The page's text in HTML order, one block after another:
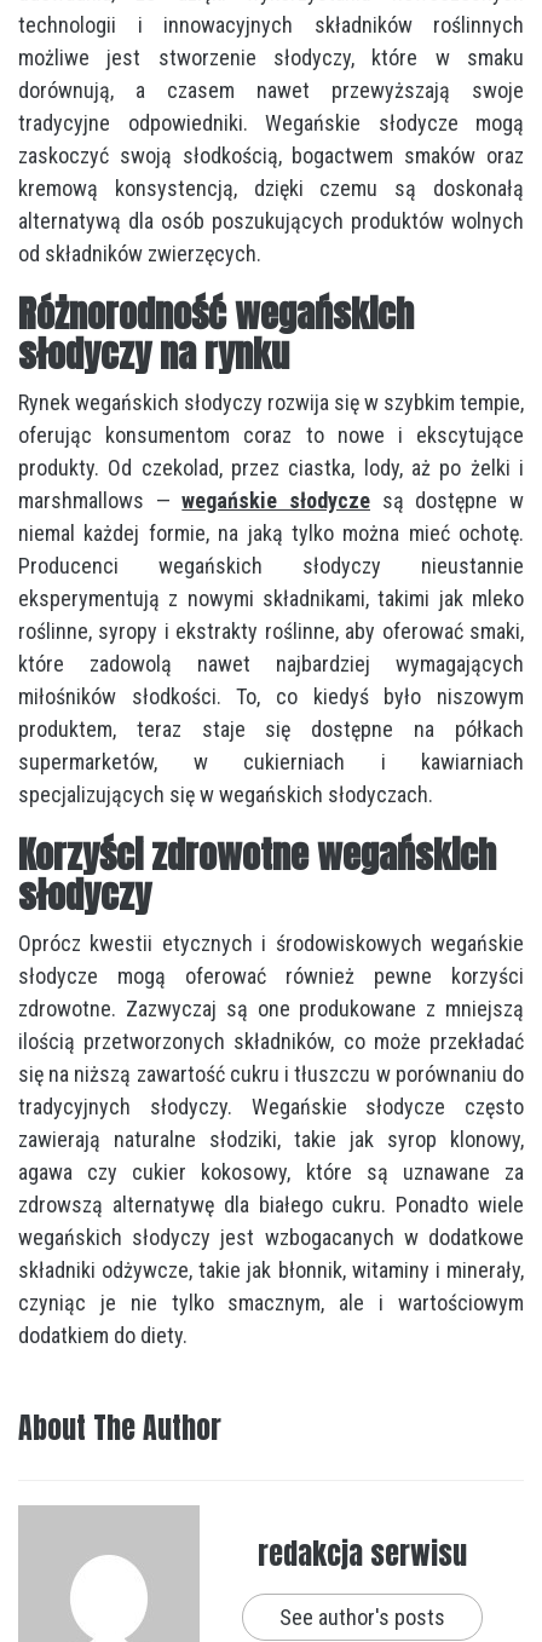
technologii i innowacyjnych składników roślinnych
możliwe jest stworzenie słodyczy, które w smaku
dorównują, a czasem nawet przewyższają swoje
tradycyjne odpowiedniki. Wegańskie słodycze mogą
zaskoczyć swoją słodkością, bogactwem smaków oraz
kremową konsystencją, dzięki czemu są doskonałą
alternatywą dla osób poszukujących produktów wolnych
od składników zwierzęcych.
Różnorodność wegańskich
słodyczy na rynku
Rynek wegańskich słodyczy rozwija się w szybkim tempie,
oferując konsumentom coraz to nowe i ekscytujące
produkty. Od czekolad, przez ciastka, lody, aż po żelki i
marshmallows —wegańskie słodycze są dostępne w
niemal każdej formie, na jaką tylko można mieć ochotę.
Producenci wegańskich słodyczy nieustannie
eksperymentują z nowymi składnikami, takimi jak mleko
roślinne, syropy i ekstrakty roślinne, aby oferować smaki,
które zadowolą nawet najbardziej wymagających
miłośników słodkości. To, co kiedyś było niszowym
produktem, teraz staje się dostępne na półkach
supermarketów, w cukierniach i kawiarniach
specjalizujących się w wegańskich słodyczach.
Korzyści zdrowotne wegańskich
słodyczy
Oprócz kwestii etycznych i środowiskowych wegańskie
słodycze mogą oferować również pewne korzyści
zdrowotne. Zazwyczaj są one produkowane z mniejszą
ilością przetworzonych składników, co może przekładać
się na niższą zawartość cukru i tłuszczu w porównaniu do
tradycyjnych słodyczy. Wegańskie słodycze często
zawierają naturalne słodziki, takie jak syrop klonowy,
agawa czy cukier kokosowy, które są uznawane za
zdrowszą alternatywę dla białego cukru. Ponadto wiele
wegańskich słodyczy jest wzbogacanych w dodatkowe
składniki odżywcze, takie jak błonnik, witaminy i minerały,
czyniąc je nie tylko smacznym, ale i wartościowym
dodatkiem do diety.
About The Author
redakcja serwisu
See author's posts